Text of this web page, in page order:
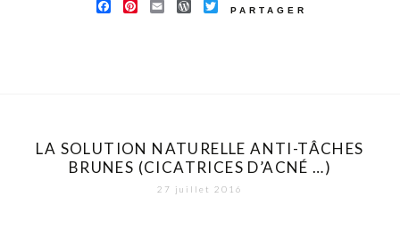
FACEBOOK
PINTEREST
EMAILWORDPRESS
TWITTER
PARTAGER
LA SOLUTION NATURELLE ANTI-TÂCHES
BRUNES (CICATRICES D’ACNÉ …)
27 juillet 2016